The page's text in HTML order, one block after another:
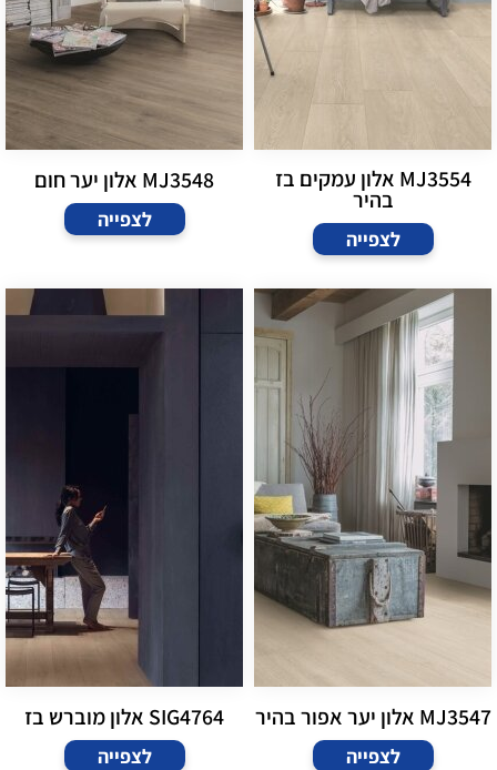
MJ3554 אלון עמקים בז
בהיר
לצפייה
MJ3548 אלון יער חום
לצפייה
MJ3547 אלון יער אפור בהיר
לצפייה
SIG4764 אלון מוברש בז
לצפייה